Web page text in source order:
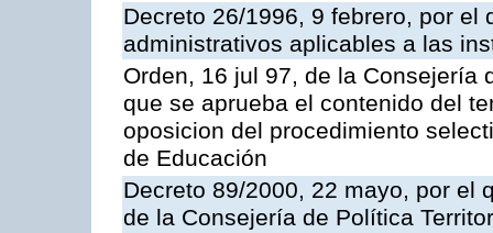
Decreto 26/1996, 9 febrero, por
administrativos aplicables a las
Orden, 16 jul 97, de la Consejería
que se aprueba el contenido del
oposicion del procedimiento
de Educación
Decreto 89/2000, 22 mayo, por el
de la Consejería de Política